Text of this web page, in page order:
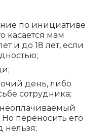
по инициативе
касается мам
и до 18 лет, если
день, либо
сотрудника;
Но переносить его
нельзя;